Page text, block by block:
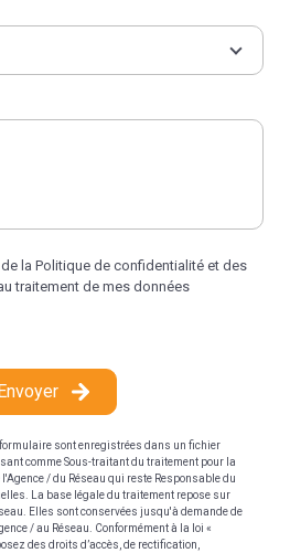
la Politique de confidentialité et des
traitement de mes données
Envoyer
sont enregistrées dans un fichier
comme Sous-traitant du traitement pour la
/ du Réseau qui reste Responsable du
La base légale du traitement repose sur
Elles sont conservées jusqu'à demande de
/ au Réseau. Conformément à la loi «
des droits d’accès, de rectification,